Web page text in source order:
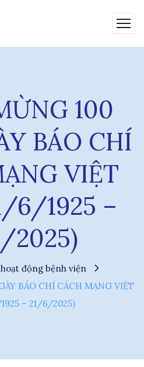
100
BÁO CHÍ
VIỆT
6/1925 –
2025)
động bệnh viện
BÁO CHÍ CÁCH MẠNG VIỆT
– 21/6/2025)